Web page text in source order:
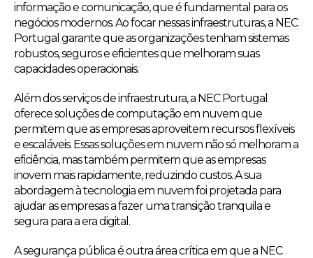
informação e comunicação, que é fundamental para os
negócios modernos. Ao focar nessas infraestruturas, a NEC
Portugal garante que as organizações tenham sistemas
robustos, seguros e eficientes que melhoram suas
capacidades operacionais.
Além dos serviços de infraestrutura, a NEC Portugal
oferece soluções de computação em nuvem que
permitem que as empresas aproveitem recursos flexíveis
e escaláveis. Essas soluções em nuvem não só melhoram a
eficiência, mas também permitem que as empresas
inovem mais rapidamente, reduzindo custos. A sua
abordagem à tecnologia em nuvem foi projetada para
ajudar as empresas a fazer uma transição tranquila e
segura para a era digital.
A segurança pública é outra área crítica em que a NEC